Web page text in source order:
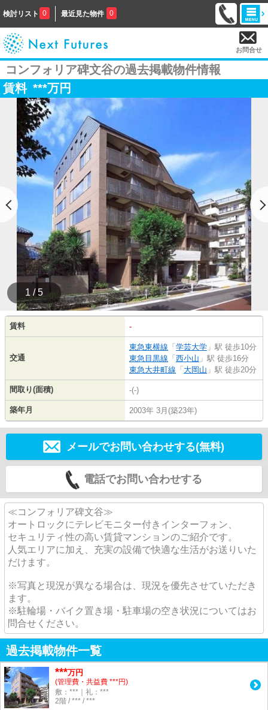
検討リスト 0 最近見た物件 0
お問合せ
コンフォリア碑文谷の過去掲載物件情報
賃料 ***万円
1 / 5
賃料 -
交通
東急東横線 「 学芸大学 」駅 徒歩10分
東急目黒線 「 西小山 」駅 徒歩16分
東急大井町線 「 大岡山 」駅 徒歩20分
間取り(面積) -(-)
築年月 2003年 3月(築23年)
メールでお問い合わせする(無料)
電話でお問い合わせする
≪コンフォリア碑文谷≫
オートロックにテレビモニター付きインターフォン、
セキュリティ性の高い賃貸マンションのご紹介です。
人気エリアに加え、充実の設備で快適な生活がお送りいた
だけます。
※写真と現況が異なる場合は、現況を優先させていただき
ます。
※駐輪場・バイク置き場・駐車場の空き状況についてはお
問合せください。
過去掲載物件一覧
***万円
(管理費・共益費 ***円)
敷：***｜礼：***
2階 / *** / ***